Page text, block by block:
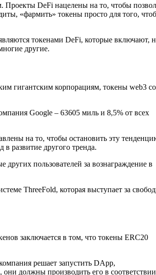
Проекты DeFi нацелены на то, чтобы
«фармить» токены просто для того,
токенами DeFi, которые включают,
другие.
гигантским корпорациям, токены web3
Google – 63605 миль и 8,5% от всех
на то, чтобы остановить эту
развитие другого тренда.
пользователей за вознаграждение в
ThreeFold, которая выступает за
заключается в том, что токены ERC20
решает запустить DApp,
должны производить его в